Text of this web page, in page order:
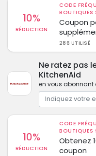
10%
RÉDUCTION
CODE
BOUTIQUES
Coupon
286 UTILISÉ
Ne ratez pas
KitchenAid
en vous abonnant
10%
RÉDUCTION
CODE
BOUTIQUES
Obtenez
coupon